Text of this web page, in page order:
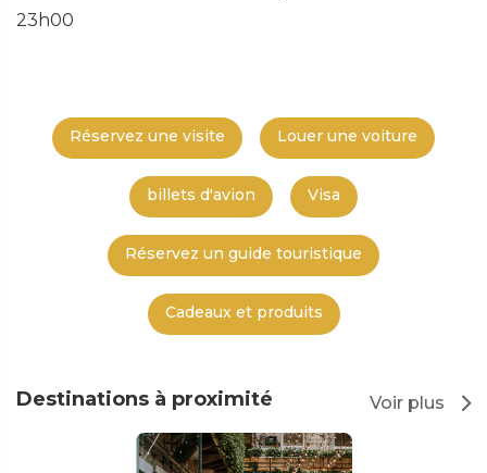
23h00
Réservez une visite Louer une voiture
billets d'avion Visa
Réservez un guide touristique
Cadeaux et produits
Destinations à proximité Voir plus